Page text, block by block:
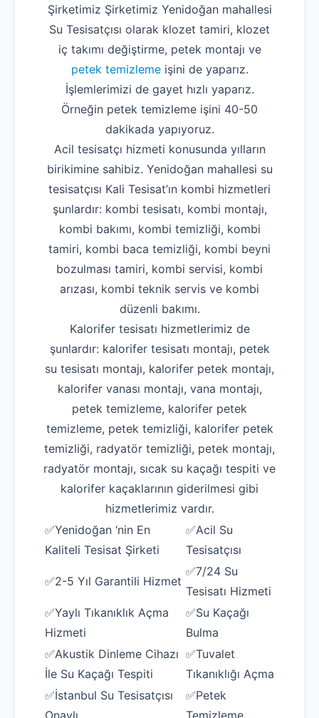
Şirketimiz Şirketimiz Yenidoğan mahallesi
Su Tesisatçısı olarak klozet tamiri, klozet
iç takımı değiştirme, petek montajı ve
petek temizlemeişini de yaparız.
İşlemlerimizi de gayet hızlı yaparız.
Örneğin petek temizleme işini 40-50
dakikada yapıyoruz.
Acil tesisatçı hizmeti konusunda yılların
birikimine sahibiz. Yenidoğan mahallesi su
tesisatçısı Kali Tesisat’ın kombi hizmetleri
şunlardır: kombi tesisatı, kombi montajı,
kombi bakımı, kombi temizliği, kombi
tamiri, kombi baca temizliği, kombi beyni
bozulması tamiri, kombi servisi, kombi
arızası, kombi teknik servis ve kombi
düzenli bakımı.
Kalorifer tesisatı hizmetlerimiz de
şunlardır: kalorifer tesisatı montajı, petek
su tesisatı montajı, kalorifer petek montajı,
kalorifer vanası montajı, vana montajı,
petek temizleme, kalorifer petek
temizleme, petek temizliği, kalorifer petek
temizliği, radyatör temizliği, petek montajı,
radyatör montajı, sıcak su kaçağı tespiti ve
kalorifer kaçaklarının giderilmesi gibi
hizmetlerimiz vardır.
✅Yenidoğan ‘nin En
Kaliteli Tesisat Şirketi
✅Acil Su
Tesisatçısı
✅2-5 Yıl Garantili Hizmet
✅7/24 Su
Tesisatı Hizmeti
✅Yaylı Tıkanıklık Açma
Hizmeti
✅Su Kaçağı
Bulma
✅Akustik Dinleme Cihazı
İle Su Kaçağı Tespiti
✅Tuvalet
Tıkanıklığı Açma
✅İstanbul Su Tesisatçısı
Onaylı
✅Petek
Temizleme